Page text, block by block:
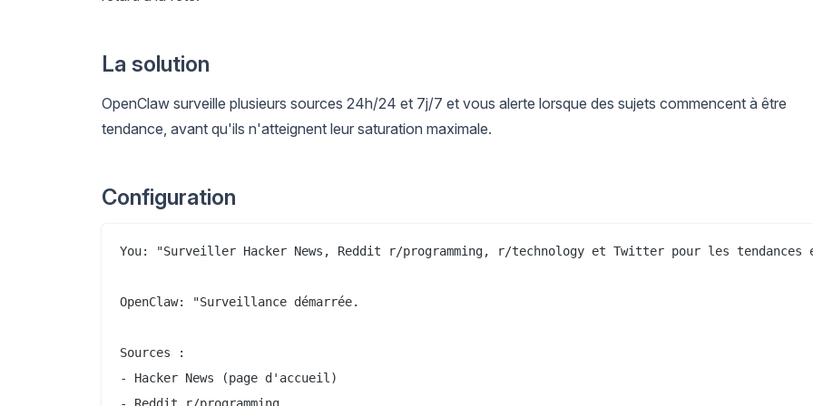
La solution
OpenClaw surveille plusieurs sources 24h/24 et 7j/7 et vous alerte lorsque des sujets commencent à être
tendance, avant qu'ils n'atteignent leur saturation maximale.
Configuration
You: "Surveiller Hacker News, Reddit r/programming, r/technology et Twitter pour les
OpenClaw: "Surveillance démarrée.
Sources :
- Hacker News (page d'accueil)